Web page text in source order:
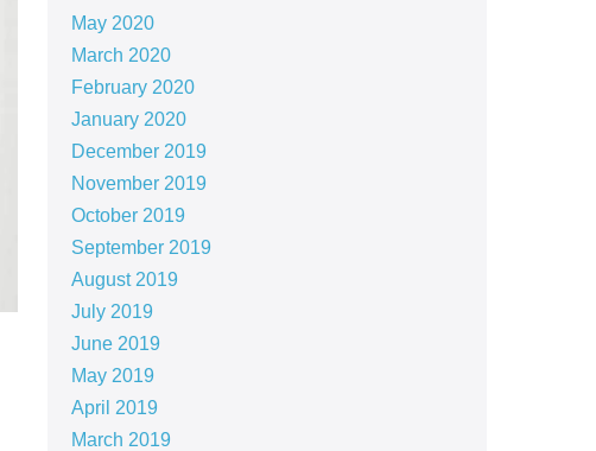
May 2020
March 2020
February 2020
January 2020
December 2019
November 2019
October 2019
September 2019
August 2019
July 2019
June 2019
May 2019
April 2019
March 2019